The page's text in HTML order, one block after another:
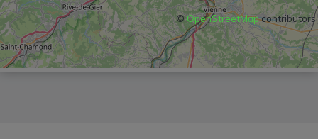
©OpenStreetMapcontributors